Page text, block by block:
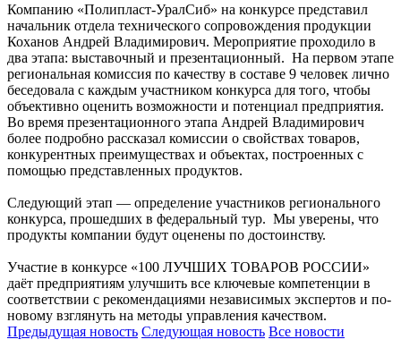
Компанию «Полипласт-УралСиб» на конкурсе представил
начальник отдела технического сопровождения продукции
Коханов Андрей Владимирович. Мероприятие проходило в
два этапа: выставочный и презентационный. На первом этапе
региональная комиссия по качеству в составе 9 человек лично
беседовала с каждым участником конкурса для того, чтобы
объективно оценить возможности и потенциал предприятия.
Во время презентационного этапа Андрей Владимирович
более подробно рассказал комиссии о свойствах товаров,
конкурентных преимуществах и объектах, построенных с
помощью представленных продуктов.
Следующий этап — определение участников регионального
конкурса, прошедших в федеральный тур. Мы уверены, что
продукты компании будут оценены по достоинству.
Участие в конкурсе «100 ЛУЧШИХ ТОВАРОВ РОССИИ»
даёт предприятиям улучшить все ключевые компетенции в
соответствии с рекомендациями независимых экспертов и по-
новому взглянуть на методы управления качеством.
Предыдущая новость Следующая новость Все новости